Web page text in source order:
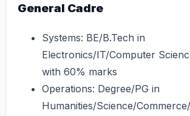
General Cadre
Systems: BE/B.Tech in
Electronics/IT/Computer
with 60% marks
Operations: Degree/PG in
Humanities/Science/